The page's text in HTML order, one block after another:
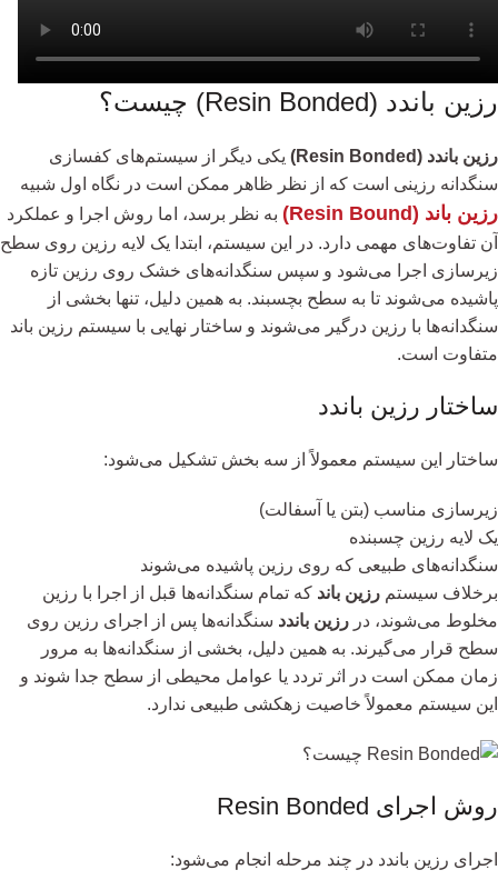
رزین باندد (Resin Bonded) چیست؟
رزین باندد (Resin Bonded)
یکی دیگر از سیستم‌های کفسازی
سنگدانه رزینی است که از نظر ظاهر ممکن است در نگاه اول شبیه
رزین باند (Resin Bound)
به نظر برسد، اما روش اجرا و عملکرد
آن تفاوت‌های مهمی دارد. در این سیستم، ابتدا یک لایه رزین روی سطح
زیرسازی اجرا می‌شود و سپس سنگدانه‌های خشک روی رزین تازه
پاشیده می‌شوند تا به سطح بچسبند. به همین دلیل، تنها بخشی از
سنگدانه‌ها با رزین درگیر می‌شوند و ساختار نهایی با سیستم رزین باند
متفاوت است.
ساختار رزین باندد
ساختار این سیستم معمولاً از سه بخش تشکیل می‌شود:
زیرسازی مناسب (بتن یا آسفالت)
یک لایه رزین چسبنده
سنگدانه‌های طبیعی که روی رزین پاشیده می‌شوند
برخلاف سیستم رزین باند که تمام سنگدانه‌ها قبل از اجرا با رزین
مخلوط می‌شوند، در رزین باندد سنگدانه‌ها پس از اجرای رزین روی
سطح قرار می‌گیرند. به همین دلیل، بخشی از سنگدانه‌ها به مرور
زمان ممکن است در اثر تردد یا عوامل محیطی از سطح جدا شوند و
این سیستم معمولاً خاصیت زهکشی طبیعی ندارد.
روش اجرای Resin Bonded
اجرای رزین باندد در چند مرحله انجام می‌شود: